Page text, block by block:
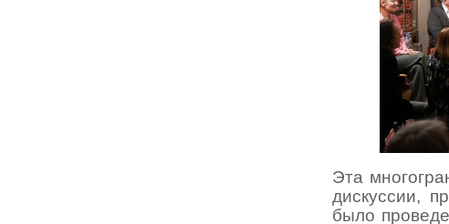
Эта
дискуссии,
было